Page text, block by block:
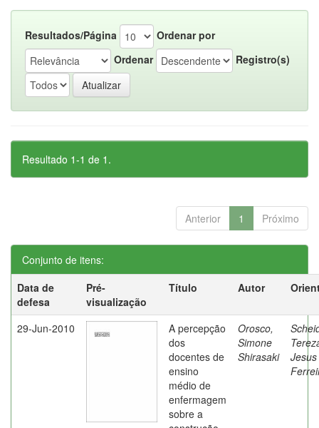
Resultados/Página
Ordenar por
Ordenar
Registro(s)
Resultado 1-1 de 1.
Anterior 1 Próximo
Conjunto de itens:
Data de
defesa
Pré-
visualização
Título Autor
29-Jun-2010
A percepção
dos
docentes de
ensino
médio de
enfermagem
sobre a
Orosco,
Simone
Shirasaki
Jesus